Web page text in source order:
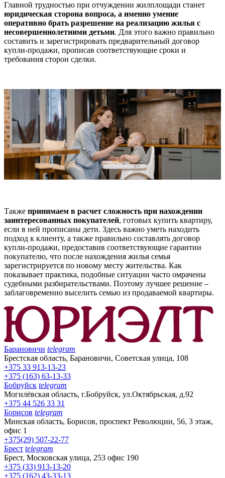
Главной трудностью при отчуждении жилплощади станет
юридическая сторона вопроса, а именно умение
оперативно брать разрешение на реализацию жилья с
несовершеннолетними детьми. Для этого важно правильно
составить и зарегистрировать предварительный договор
купли-продажи, прописав соответствующие сроки и
требования сторон сделки.
Также принимаем в расчет сложность при нахождении
заинтересованных покупателей, готовых купить квартиру,
если в ней прописаны дети. Здесь важно уметь находить
подход к клиенту, а также правильно составлять договор
купли-продажи, предоставив соответствующие гарантии
покупателю, что после нахождения жилья семья
зарегистрируется по новому месту жительства. Как
показывает практика, подобные ситуации часто омрачены
судебными разбирательствами. Поэтому лучшее решение –
заблаговременно выселить семью из продаваемой квартиры.
Барановичи telegram
Брестская область, Барановичи, Советская улица, 108
+375 33 913-13-23
+375 (163) 63-13-33
Бобруйск telegram
Могилёвская область, г.Бобруйск, ул.Октябрьская, д.92
+375 44 526 33 31
Борисов telegram
Минская область, Борисов, проспект Революции, 56, 3 этаж,
офис 1
+375(29) 507-22-77
Брест telegram
Брест, Московская улица, 253 офис 190
+375 (33) 913-13-20
+375 (162) 43-33-13